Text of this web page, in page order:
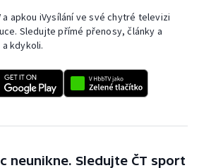
a apkou iVysílání ve své chytré televizi
Sledujte přímé přenosy, články a
kdykoli.
neunikne. Sledujte ČT sport